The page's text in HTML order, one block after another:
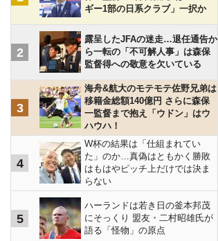
ギー1部の日系クラブ」一択か
2
露呈したJFAの迷走…退任通告か
ら一転の「不可解人事」は森保
監督得への敬意を欠いている
3
海舟&航大のモテモテ佐野兄弟は
移籍金総額140億円 さらに森保
一監督まで抱え「ウドン」はウ
ハウハ！
4
W杯の結果は「仕組まれてい
た」のか…真偽はともかく勝敗
はもはやピッチ上だけでは決ま
らない
5
ハーランドは若き日の釜本邦茂
にそっくり 盟友・二村昭雄氏が
語る「怪物」の原点